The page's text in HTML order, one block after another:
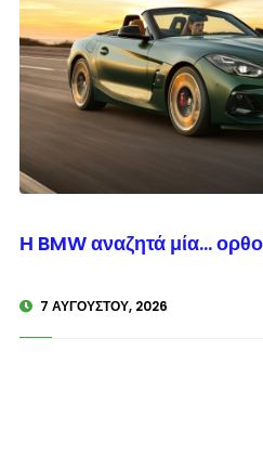
Η BMW αναζητά μία…
7 ΑΥΓΟΎΣΤΟΥ, 2026